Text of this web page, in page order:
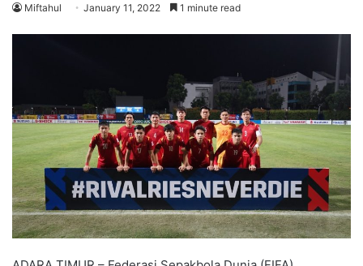
Miftahul January 11, 2022 1 minute read